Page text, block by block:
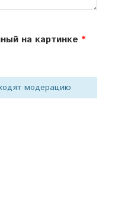
на картинке
модерацию